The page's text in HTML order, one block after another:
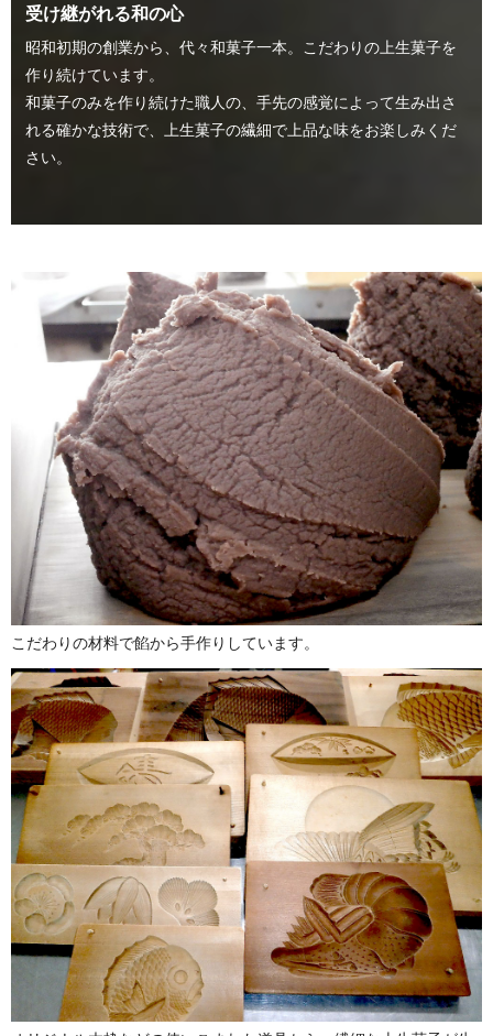
受け継がれる和の心
昭和初期の創業から、代々和菓子一本。こだわりの上生菓子を
作り続けています。
和菓子のみを作り続けた職人の、手先の感覚によって生み出さ
れる確かな技術で、 上生菓子の繊細で上品な味をお楽しみくだ
さい。
こだわりの材料で餡から手作りしています。